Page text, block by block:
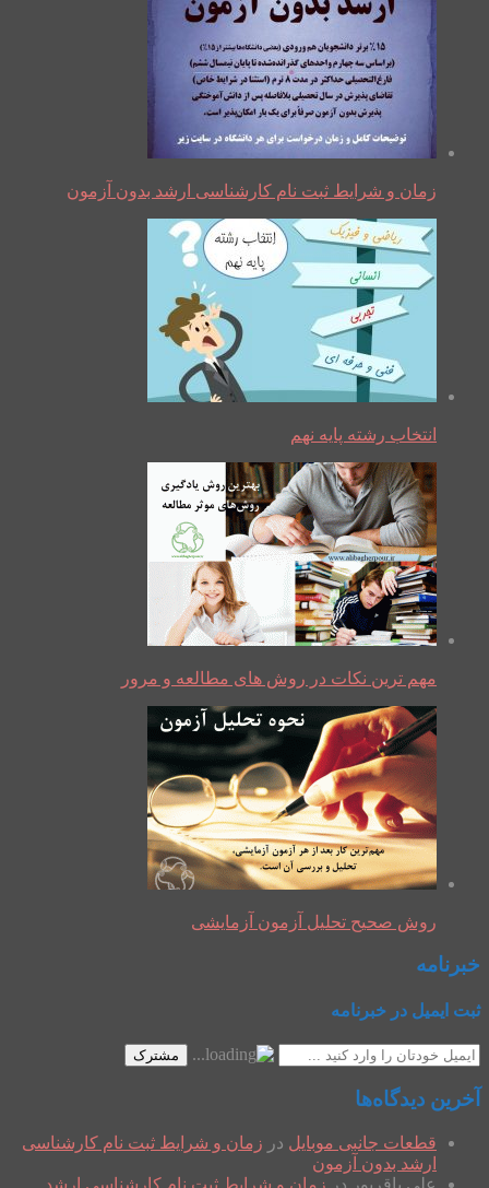
زمان و شرایط ثبت نام کارشناسی ارشد بدون آزمون
انتخاب رشته پایه نهم
مهم ترین نکات در روش های مطالعه و مرور
روش صحیح تحلیل آزمون آزمایشی
خبرنامه
ثبت ایمیل در خبرنامه
مشترک
آخرین دیدگاه‌ها
قطعات جانبی موبایل در زمان و شرایط ثبت نام کارشناسی
ارشد بدون آزمون
علی باقرپور در زمان و شرایط ثبت نام کارشناسی ارشد